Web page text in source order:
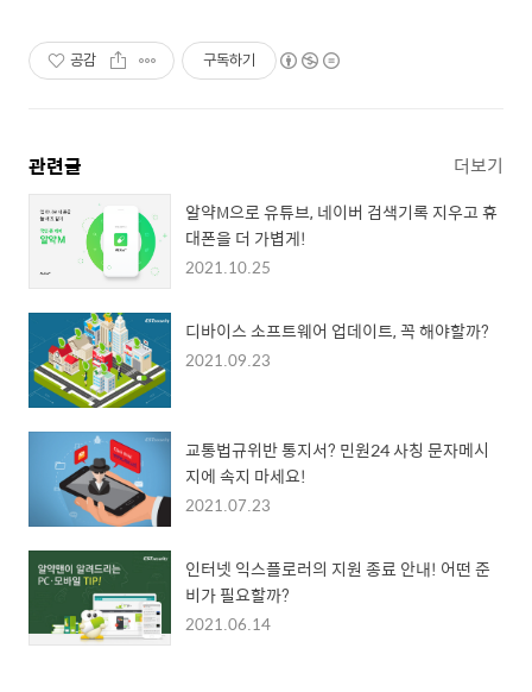
공감 구독하기
관련글 더보기
알약M으로 유튜브, 네이버 검색기록 지우고 휴
대폰을 더 가볍게!
2021.10.25
디바이스 소프트웨어 업데이트, 꼭 해야할까?
2021.09.23
교통법규위반 통지서? 민원24 사칭 문자메시
지에 속지 마세요!
2021.07.23
인터넷 익스플로러의 지원 종료 안내! 어떤 준
비가 필요할까?
2021.06.14